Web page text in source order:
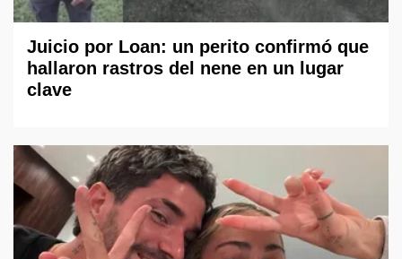
Juicio por Loan: un perito confirmó que
hallaron rastros del nene en un lugar
clave